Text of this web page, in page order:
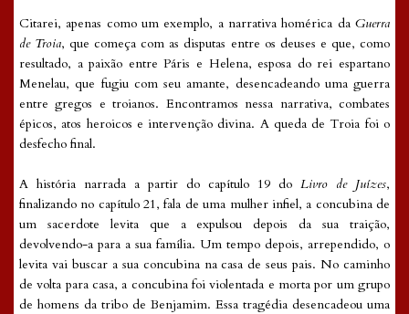
Citarei, apenas como um exemplo, a narrativa homérica da Guerra
de Troia, que começa com as disputas entre os deuses e que, como
resultado, a paixão entre Páris e Helena, esposa do rei espartano
Menelau, que fugiu com seu amante, desencadeando uma guerra
entre gregos e troianos. Encontramos nessa narrativa, combates
épicos, atos heroicos e intervenção divina. A queda de Troia foi o
desfecho final.
A história narrada a partir do capítulo 19 do Livro de Juízes,
finalizando no capítulo 21, fala de uma mulher infiel, a concubina de
um sacerdote levita que a expulsou depois da sua traição,
devolvendo-a para a sua família. Um tempo depois, arrependido, o
levita vai buscar a sua concubina na casa de seus pais. No caminho
de volta para casa, a concubina foi violentada e morta por um grupo
de homens da tribo de Benjamim. Essa tragédia desencadeou uma